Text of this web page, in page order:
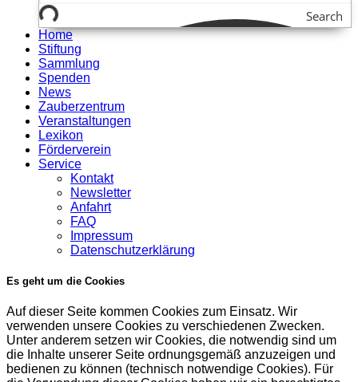
Search
Home
Stiftung
Sammlung
Spenden
News
Zauberzentrum
Veranstaltungen
Lexikon
Förderverein
Service
Kontakt
Newsletter
Anfahrt
FAQ
Impressum
Datenschutzerklärung
Es geht um die Cookies
Auf dieser Seite kommen Cookies zum Einsatz. Wir
verwenden unsere Cookies zu verschiedenen Zwecken.
Unter anderem setzen wir Cookies, die notwendig sind um
die Inhalte unserer Seite ordnungsgemäß anzuzeigen und
bedienen zu können (technisch notwendige Cookies). Für